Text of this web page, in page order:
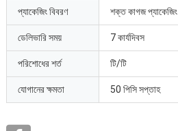
প্যাকেজিং বিবরণ শক্ত কাগজ প্যাকেজিং
ডেলিভারি সময় 7 কার্যদিবস
পরিশোধের শর্ত টি/টি
যোগানের ক্ষমতা 50 পিসি সপ্তাহ